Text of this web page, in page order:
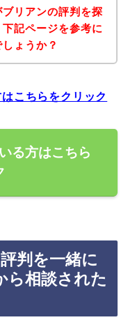
リアンの評判を探
記ページを参考に
ょうか？
こちらをクリック
る方はこちら
判を一緒に
ら相談された